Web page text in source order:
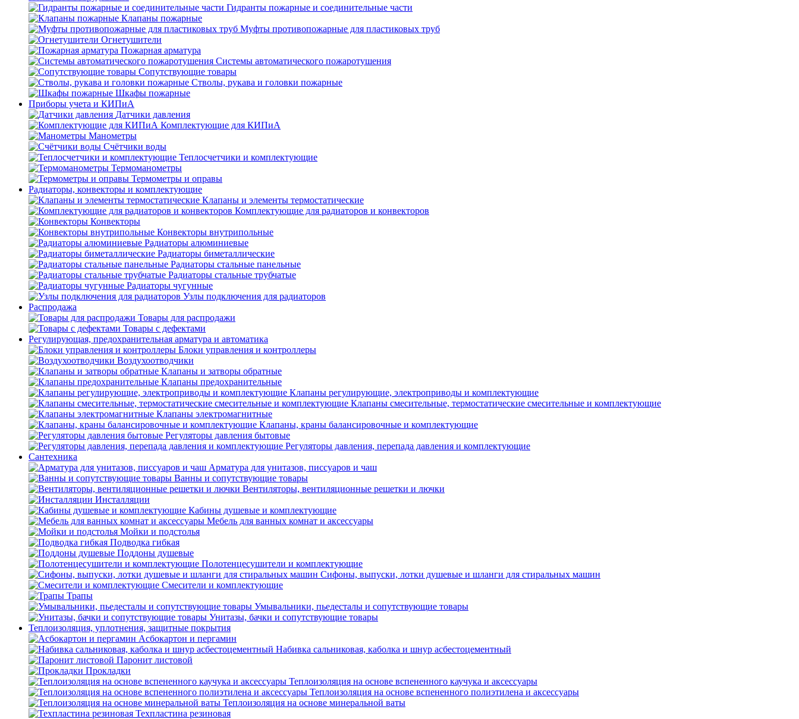
Гидранты пожарные и соединительные части
Клапаны пожарные
Муфты противопожарные для пластиковых труб
Огнетушители
Пожарная арматура
Системы автоматического пожаротушения
Сопутствующие товары
Стволы, рукава и головки пожарные
Шкафы пожарные
Приборы учета и КИПиА
Датчики давления
Комплектующие для КИПиА
Манометры
Счётчики воды
Теплосчетчики и комплектующие
Термоманометры
Термометры и оправы
Радиаторы, конвекторы и комплектующие
Клапаны и элементы термостатические
Комплектующие для радиаторов и конвекторов
Конвекторы
Конвекторы внутрипольные
Радиаторы алюминиевые
Радиаторы биметаллические
Радиаторы стальные панельные
Радиаторы стальные трубчатые
Радиаторы чугунные
Узлы подключения для радиаторов
Распродажа
Товары для распродажи
Товары с дефектами
Регулирующая, предохранительная арматура и автоматика
Блоки управления и контроллеры
Воздухоотводчики
Клапаны и затворы обратные
Клапаны предохранительные
Клапаны регулирующие, электроприводы и комплектующие
Клапаны смесительные, термостатические смесительные и комплектующие
Клапаны электромагнитные
Клапаны, краны балансировочные и комплектующие
Регуляторы давления бытовые
Регуляторы давления, перепада давления и комплектующие
Сантехника
Арматура для унитазов, писсуаров и чаш
Ванны и сопутствующие товары
Вентиляторы, вентиляционные решетки и лючки
Инсталляции
Кабины душевые и комплектующие
Мебель для ванных комнат и аксессуары
Мойки и подстолья
Подводка гибкая
Поддоны душевые
Полотенцесушители и комплектующие
Сифоны, выпуски, лотки душевые и шланги для стиральных машин
Смесители и комплектующие
Трапы
Умывальники, пьедесталы и сопутствующие товары
Унитазы, бачки и сопутствующие товары
Теплоизоляция, уплотнения, защитные покрытия
Асбокартон и пергамин
Набивка сальниковая, каболка и шнур асбестоцементный
Паронит листовой
Прокладки
Теплоизоляция на основе вспененного каучука и аксессуары
Теплоизоляция на основе вспененного полиэтилена и аксессуары
Теплоизоляция на основе минеральной ваты
Техпластина резиновая